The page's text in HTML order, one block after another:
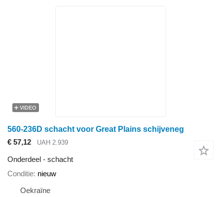
VIDEO
560-236D schacht voor Great Plains schijveneg
€ 57,12
UAH 2.939
Onderdeel - schacht
Conditie nieuw
Oekraïne